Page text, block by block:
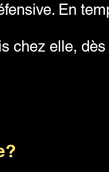
En
chez elle,